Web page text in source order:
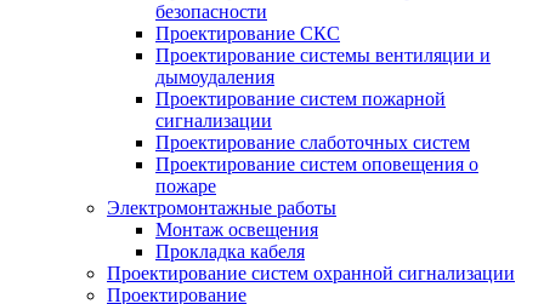
безопасности
Проектирование СКС
Проектирование системы вентиляции и
дымоудаления
Проектирование систем пожарной
сигнализации
Проектирование слаботочных систем
Проектирование систем оповещения о
пожаре
Электромонтажные работы
Монтаж освещения
Прокладка кабеля
Проектирование систем охранной сигнализации
Проектирование